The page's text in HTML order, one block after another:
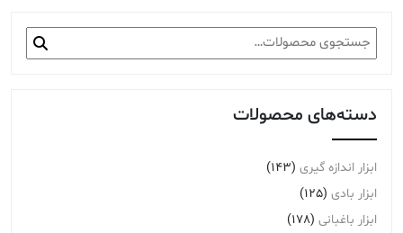
جستجو
برای:
دسته‌های محصولات
ابزار اندازه گیری (143)
ابزار بادی (125)
ابزار باغبانی (178)